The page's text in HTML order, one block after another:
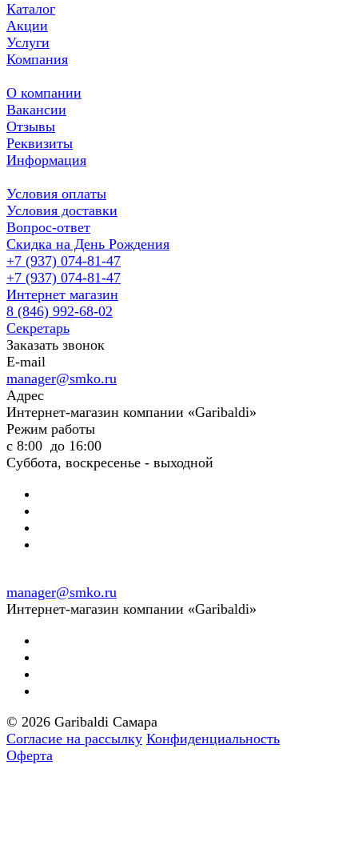
Каталог
Акции
Услуги
Компания
О компании
Вакансии
Отзывы
Реквизиты
Информация
Условия оплаты
Условия доставки
Вопрос-ответ
Скидка на День Рождения
+7 (937) 074-81-47
+7 (937) 074-81-47
Интернет магазин
8 (846) 992-68-02
Секретарь
Заказать звонок
E-mail
manager@smko.ru
Адрес
Интернет-магазин компании «Garibaldi»
Режим работы
с 8:00 до 16:00
Суббота, воскресенье - выходной
manager@smko.ru
Интернет-магазин компании «Garibaldi»
© 2026 Garibaldi Самара
Согласие на рассылку Конфиденциальность
Оферта